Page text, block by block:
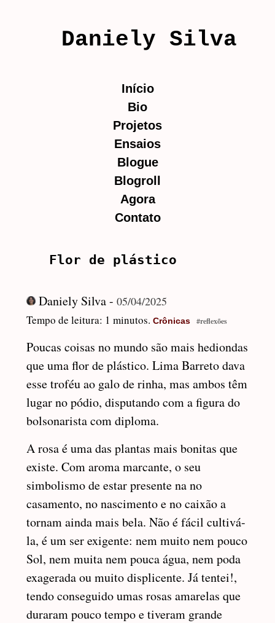
Daniely Silva
Início
Bio
Projetos
Ensaios
Blogue
Blogroll
Agora
Contato
Flor de plástico
Daniely Silva - 05/04/2025
Tempo de leitura: 1 minutos. Crônicas #reflexões
Poucas coisas no mundo são mais hediondas
que uma flor de plástico. Lima Barreto dava
esse troféu ao galo de rinha, mas ambos têm
lugar no pódio, disputando com a figura do
bolsonarista com diploma.
A rosa é uma das plantas mais bonitas que
existe. Com aroma marcante, o seu
simbolismo de estar presente na no
casamento, no nascimento e no caixão a
tornam ainda mais bela. Não é fácil cultivá-
la, é um ser exigente: nem muito nem pouco
Sol, nem muita nem pouca água, nem poda
exagerada ou muito displicente. Já tentei!,
tendo conseguido umas rosas amarelas que
duraram pouco tempo e tiveram grande